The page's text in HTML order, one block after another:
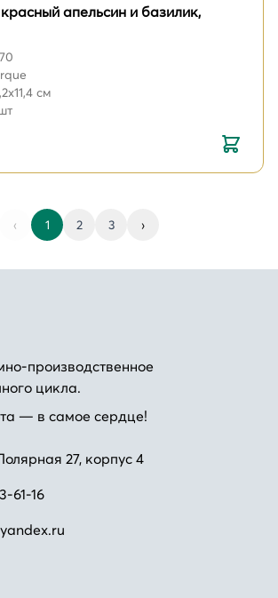
апельсин и базилик,
см
‹ 1 2 3 ›
производственное
цикла.
— в самое сердце!
27, корпус 4
61-16